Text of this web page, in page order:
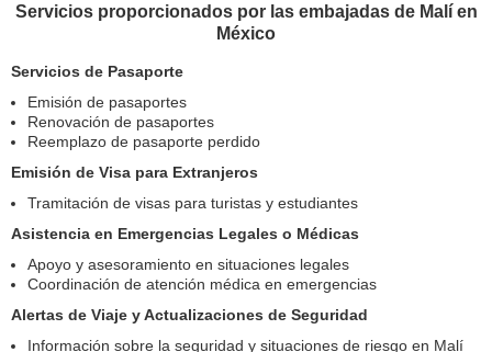
Servicios proporcionados por las embajadas de Malí en
México
Servicios de Pasaporte
Emisión de pasaportes
Renovación de pasaportes
Reemplazo de pasaporte perdido
Emisión de Visa para Extranjeros
Tramitación de visas para turistas y estudiantes
Asistencia en Emergencias Legales o Médicas
Apoyo y asesoramiento en situaciones legales
Coordinación de atención médica en emergencias
Alertas de Viaje y Actualizaciones de Seguridad
Información sobre la seguridad y situaciones de riesgo en Malí